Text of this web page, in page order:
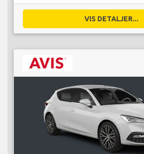
VIS DETALJER...